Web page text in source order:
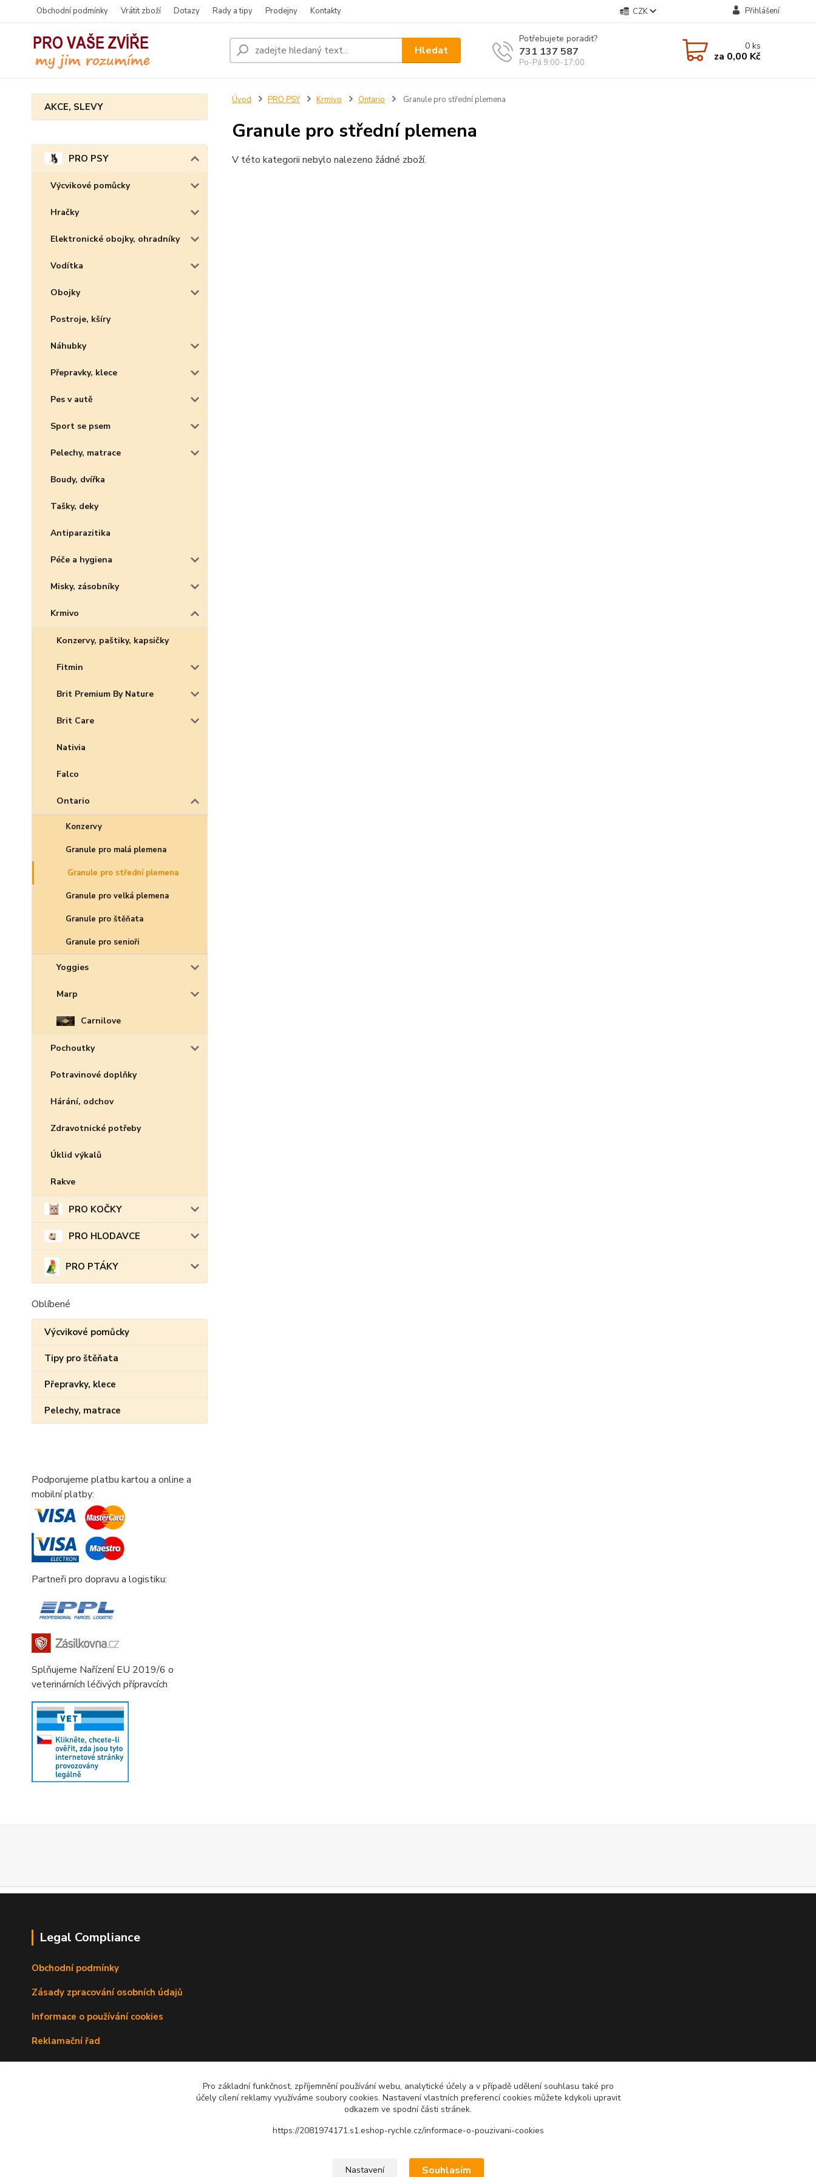
Obchodní podmínky Vrátit zboží Dotazy Rady a tipy Prodejny Kontakty CZK Přihlášení
Hledat
Potřebujete poradit?
731 137 587
Po-Pá 9:00-17:00
0ks
za 0,00 Kč
AKCE, SLEVY
PRO PSY
Výcvikové pomůcky
Hračky
Elektronické obojky, ohradníky
Vodítka
Obojky
Postroje, kšíry
Náhubky
Přepravky, klece
Pes v autě
Sport se psem
Pelechy, matrace
Boudy, dvířka
Tašky, deky
Antiparazitika
Péče a hygiena
Misky, zásobníky
Krmivo
Konzervy, paštiky, kapsičky
Fitmin
Brit Premium By Nature
Brit Care
Nativia
Falco
Ontario
Konzervy
Granule pro malá plemena
Granule pro střední plemena
Granule pro velká plemena
Granule pro štěňata
Granule pro senioři
Yoggies
Marp
Carnilove
Pochoutky
Potravinové doplňky
Hárání, odchov
Zdravotnické potřeby
Úklid výkalů
Rakve
PRO KOČKY
PRO HLODAVCE
PRO PTÁKY
Oblíbené
Výcvikové pomůcky
Tipy pro štěňata
Přepravky, klece
Pelechy, matrace
Podporujeme platbu kartou a online a
mobilní platby:
Partneři pro dopravu a logistiku:
Splňujeme Nařízení EU 2019/6 o
veterinárních léčivých přípravcích
Úvod PRO PSY Krmivo Ontario Granule pro střední plemena
Granule pro střední plemena
V této kategorii nebylo nalezeno žádné zboží.
Legal Compliance
Obchodní podmínky
Zásady zpracování osobních údajů
Informace o používání cookies
Reklamační řad
Doprava a platba
Upravit sběr cookies.
Pro základní funkčnost, zpříjemnění používání webu, analytické účely a v případě udělení souhlasu také pro
účely cílení reklamy využíváme soubory cookies. Nastavení vlastních preferencí cookies můžete kdykoli upravit
odkazem ve spodní části stránek.
https://2081974171.s1.eshop-rychle.cz/informace-o-pouzivani-cookies
Nastavení Souhlasím